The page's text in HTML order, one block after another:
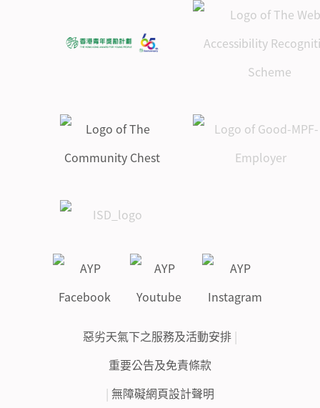
惡劣天氣下之服務及活動安排 |
重要公告及免責條款
| 無障礙網頁設計聲明